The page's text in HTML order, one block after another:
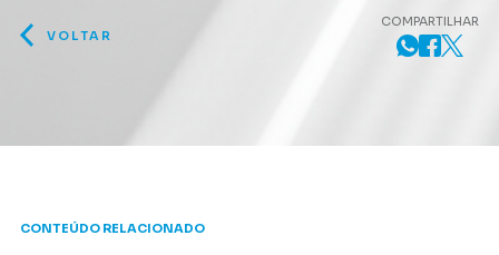
VOLTAR
COMPARTILHAR
CONTEÚDO RELACIONADO